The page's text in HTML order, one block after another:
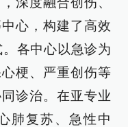
心，构建了高效
各中心以急诊为
梗、严重创伤等
诊治。在亚专业
肺复苏、急性中